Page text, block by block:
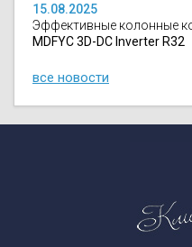
15.08.2025
Эффективные колонные
MDFYC 3D-DC Inverter R32
все новости